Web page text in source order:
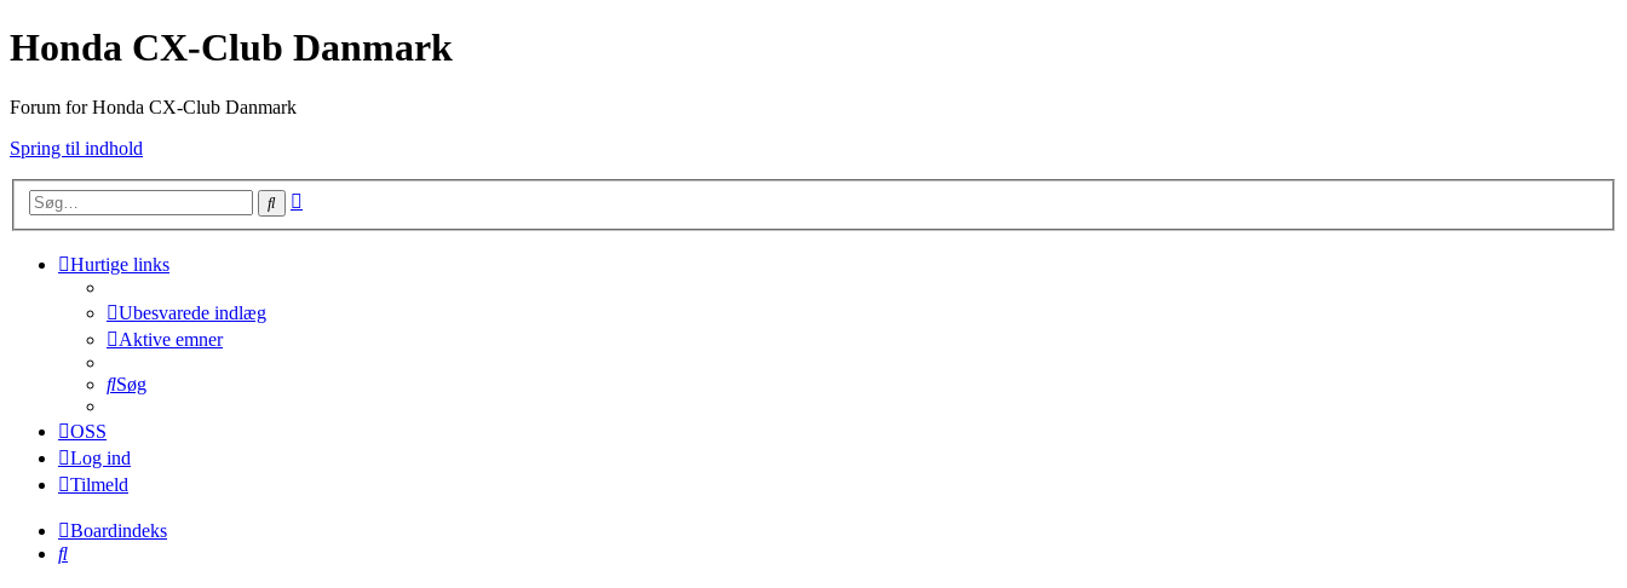
Honda CX-Club Danmark
Forum for Honda CX-Club Danmark
Spring til indhold
Søg
Hurtige links
Ubesvarede indlæg
Aktive emner
Søg
OSS
Log ind
Tilmeld
Boardindeks
Søg